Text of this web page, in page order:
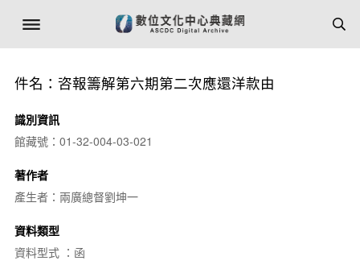
件名：咨報籌解第六期第二次應還洋款由
識別資訊
館藏號：01-32-004-03-021
著作者
產生者：兩廣總督劉坤一
資料類型
資料型式 ：函